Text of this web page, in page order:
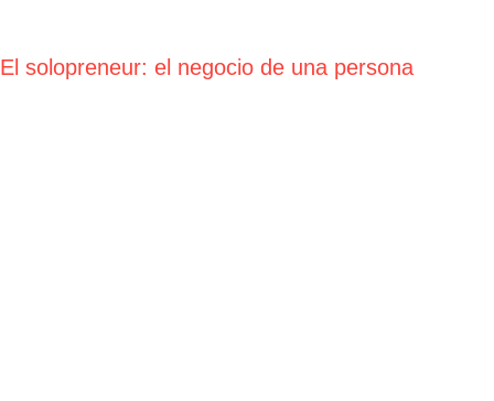
El solopreneur: el negocio de una persona